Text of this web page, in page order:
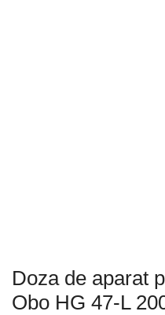
Doza de aparat
Obo HG 47-L